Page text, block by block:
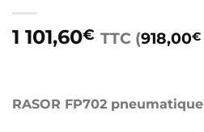
1 101,60€ TTC (918,00€
RASOR FP702 pneumatique